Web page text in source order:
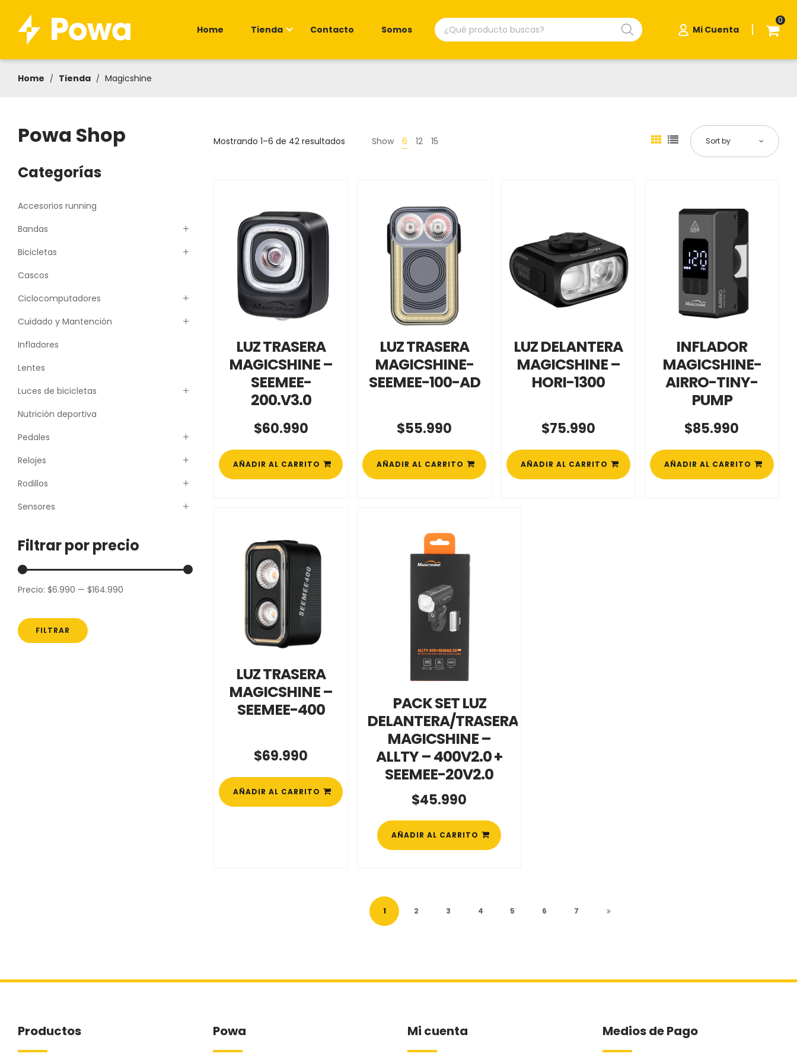
Home Tienda Contacto Somos
Búsqueda
de
productos
Mi Cuenta |
0
Home / Tienda / Magicshine
Mostrando 1–6 de 42 resultados Ordenado
Show 6 12 15 Sort by
LUZ TRASERA
MAGICSHINE –
SEEMEE-
200.V3.0
$60.990
AÑADIR AL CARRITO
LUZ TRASERA
MAGICSHINE-
SEEMEE-100-AD
$55.990
AÑADIR AL CARRITO
LUZ DELANTERA
MAGICSHINE –
HORI-1300
$75.990
AÑADIR AL CARRITO
INFLADOR
MAGICSHINE-
AIRRO-TINY-
PUMP
$85.990
AÑADIR AL CARRITO
LUZ TRASERA
MAGICSHINE –
SEEMEE-400
$69.990
AÑADIR AL CARRITO
PACK SET LUZ
DELANTERA/TRASERA
MAGICSHINE –
ALLTY – 400V2.0 +
SEEMEE-20V2.0
$45.990
AÑADIR AL CARRITO
1 2 3 4 5 6 7
Powa Shop
Categorías
Accesorios running
Bandas
Bicicletas
Cascos
Ciclocomputadores
Cuidado y Mantención
Infladores
Lentes
Luces de bicicletas
Nutrición deportiva
Pedales
Relojes
Rodillos
Sensores
Filtrar por precio
Precio
mínimo
Precio
máximoFILTRAR
Precio: $6.990 — $164.990
Productos Powa Mi cuenta Medios de Pago